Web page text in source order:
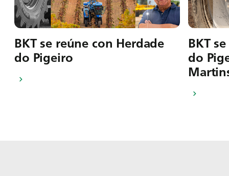
BKT se reúne con Herdade
do Pigeiro
BKT
do